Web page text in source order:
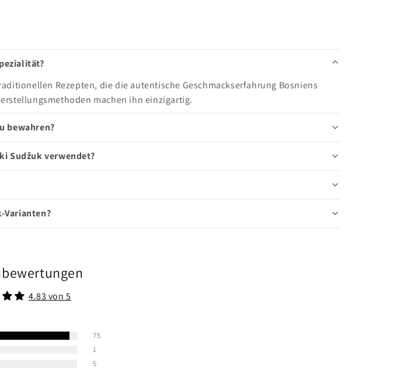
Rezepten, die die autentische Geschmackserfahrung Bosniens
machen ihn einzigartig.
bewahren?
Sudžuk verwendet?
Varianten?
4.83 von 5
75
1
5